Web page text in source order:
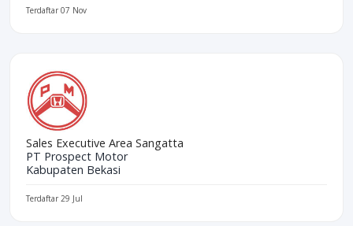
Terdaftar 07 Nov
Sales Executive Area Sangatta
PT Prospect Motor
Kabupaten Bekasi
Terdaftar 29 Jul